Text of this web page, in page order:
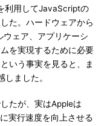
利用してJavaScriptの
た。ハードウェアから
ウェア、アプリケーシ
を実現するために必要
いう事実を見ると、ま
ました。
たが、実はAppleは
実行速度を向上させる